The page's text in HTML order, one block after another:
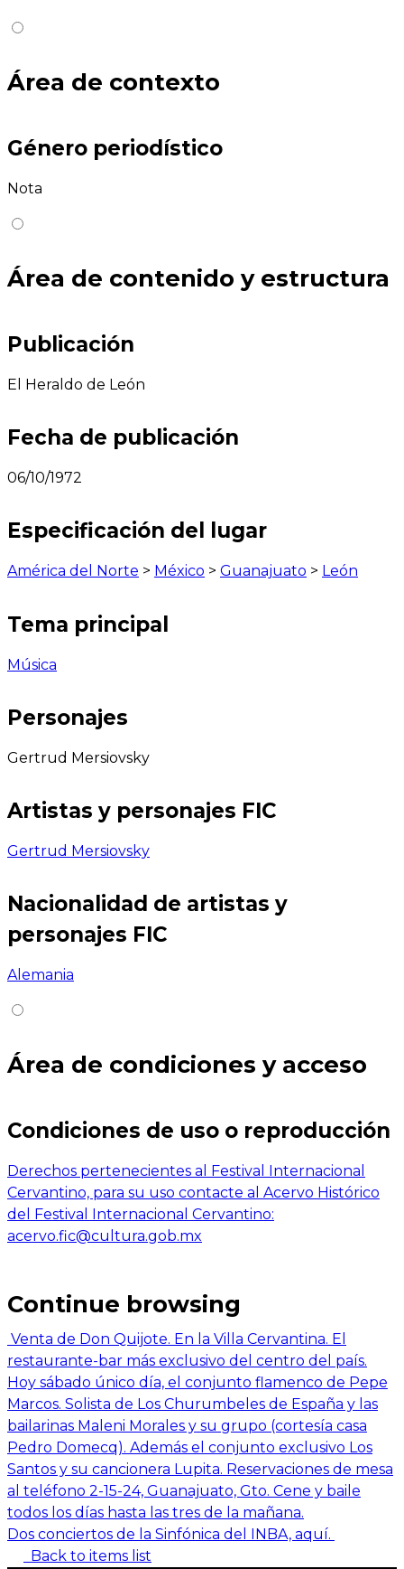
Área de contexto
Género periodístico
Nota
Área de contenido y estructura
Publicación
El Heraldo de León
Fecha de publicación
06/10/1972
Especificación del lugar
América del Norte > México > Guanajuato > León
Tema principal
Música
Personajes
Gertrud Mersiovsky
Artistas y personajes FIC
Gertrud Mersiovsky
Nacionalidad de artistas y
personajes FIC
Alemania
Área de condiciones y acceso
Condiciones de uso o reproducción
Derechos pertenecientes al Festival Internacional
Cervantino, para su uso contacte al Acervo Histórico
del Festival Internacional Cervantino:
acervo.fic@cultura.gob.mx
Continue browsing
Venta de Don Quijote. En la Villa Cervantina. El
restaurante-bar más exclusivo del centro del país.
Hoy sábado único día, el conjunto flamenco de Pepe
Marcos. Solista de Los Churumbeles de España y las
bailarinas Maleni Morales y su grupo (cortesía casa
Pedro Domecq). Además el conjunto exclusivo Los
Santos y su cancionera Lupita. Reservaciones de mesa
al teléfono 2-15-24, Guanajuato, Gto. Cene y baile
todos los días hasta las tres de la mañana.
Dos conciertos de la Sinfónica del INBA, aquí.
Back to items list